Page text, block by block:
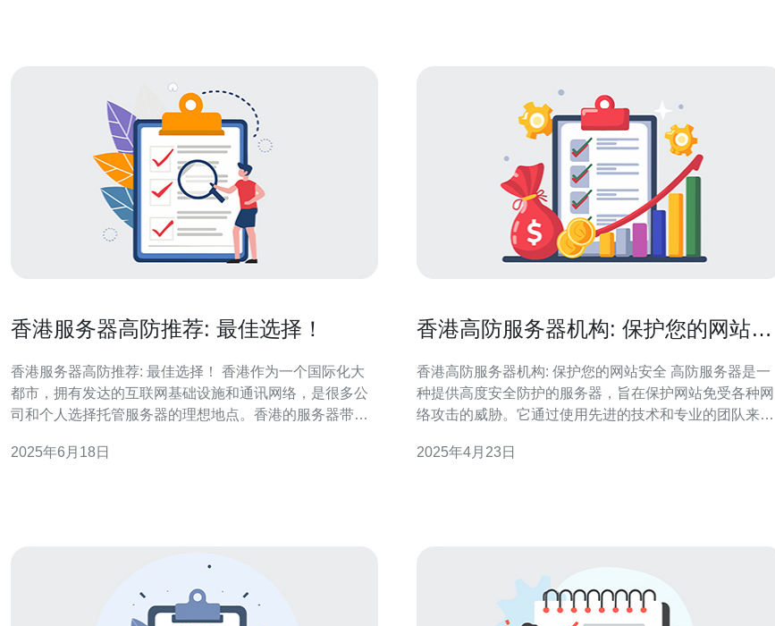
香港服务器高防推荐: 最佳选择！
香港服务器高防推荐: 最佳选择！ 香港作为一个国际化大
都市，拥有发达的互联网基础设施和通讯网络，是很多公
司和个人选择托管服务器的理想地点。香港的服务器带宽
是一个很好的选择。 高防服务器是一种具有强大防御能力
2025年6月18日
香港高防服务器机构: 保护您的网站安
香港高防服务器机构: 保护您的网站安全 高防服务器是一
种提供高度安全防护的服务器，旨在保护网站免受各种网
络攻击的威胁。它通过使用先进的技术和专业的团队来提
常运行。 香港高防服务器机构是一家专业的网络安全公
2025年4月23日